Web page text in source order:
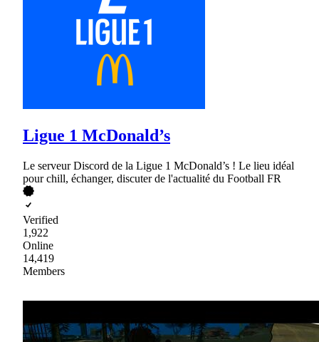
Ligue 1 McDonald’s
Le serveur Discord de la Ligue 1 McDonald’s ! Le lieu idéal
pour chill, échanger, discuter de l'actualité du Football FR
Verified
1,922
Online
14,419
Members